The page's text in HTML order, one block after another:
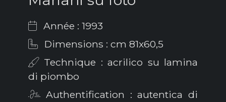
Année : 1993
Dimensions : cm 81x60,5
Technique : acrilico su lamina
di piombo
Authentification : autentica di